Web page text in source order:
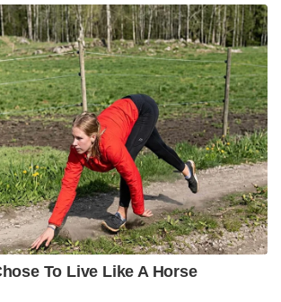
വിസർജ്ജ്യങ്ങൾ സുരക്ഷിതമായി
മാത്രം നീക്കം ചെയ്യുക.
മാലിന്യം കുന്നുകൂടാതെ
ശല്യം ഒഴിവാക്കുക.
പ്രദേശങ്ങളിൽ സ്‌കൂളുകളിലും
ജോലിസ്ഥലങ്ങളിലും മറ്റും
പങ്കുവച്ചു കഴിക്കുന്നത്
ആഘോഷങ്ങൾ തുടങ്ങിയ
വെള്ളം ഉപയോഗിച്ചുള്ള
ഉപയോഗിക്കുക.